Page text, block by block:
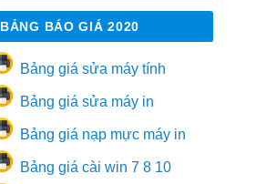
BẢNG BÁO GIÁ 2020
Bảng giá sửa máy tính
Bảng giá sửa máy in
Bảng giá nạp mực máy in
Bảng giá cài win 7 8 10